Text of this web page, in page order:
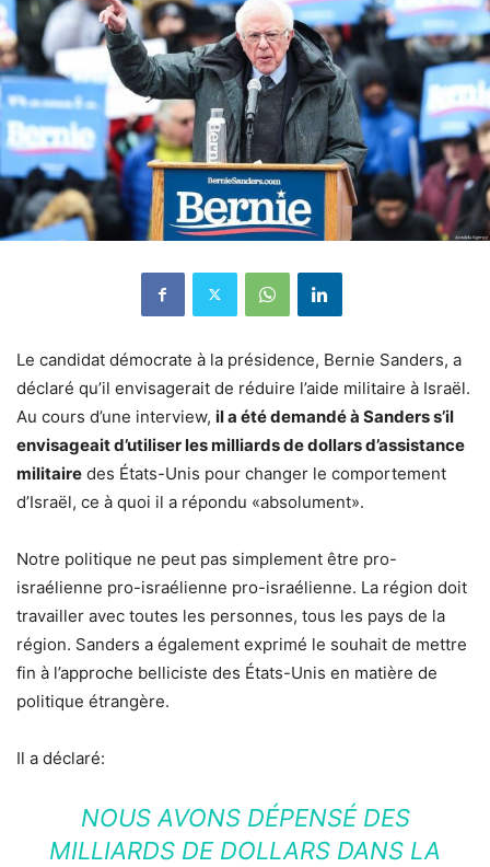
Le candidat démocrate à la présidence, Bernie Sanders, a
déclaré qu’il envisagerait de réduire l’aide militaire à Israël.
Au cours d’une interview, il a été demandé à Sanders s’il
envisageait d’utiliser les milliards de dollars d’assistance
militaire des États-Unis pour changer le comportement
d’Israël, ce à quoi il a répondu «absolument».
Notre politique ne peut pas simplement être pro-
israélienne pro-israélienne pro-israélienne. La région doit
travailler avec toutes les personnes, tous les pays de la
région. Sanders a également exprimé le souhait de mettre
fin à l’approche belliciste des États-Unis en matière de
politique étrangère.
Il a déclaré:
NOUS AVONS DÉPENSÉ DES
MILLIARDS DE DOLLARS DANS LA